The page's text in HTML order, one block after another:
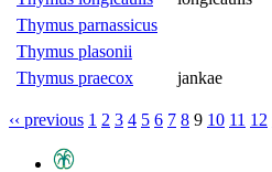
Thymus parnassicus
Thymus plasonii
Thymus praecox
jankae
‹‹ previous 1 2 3 4 5 6 7 8 9 10 11 12